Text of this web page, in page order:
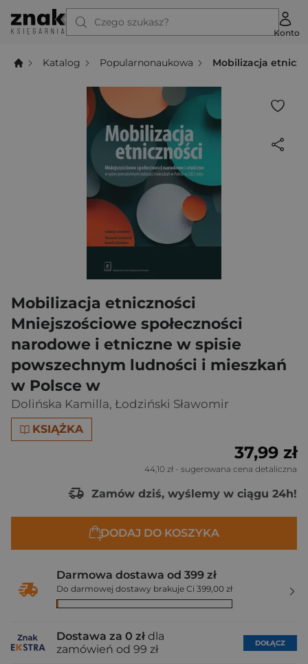
Czego szukasz?
Konto
Katalog Popularnonaukowa Mobilizacja
Mobilizacja etniczności
Mniejszościowe społeczności
narodowe i etniczne w spisie
powszechnym ludności i mieszkań
w Polsce w
Dolińska Kamilla, Łodziński Sławomir
KSIĄŻKA
37,99 zł
44,10 zł - sugerowana cena detaliczna
Zamów dziś, wyślemy w ciągu 24h!
DODAJ DO KOSZYKA
Darmowa dostawa od 399 zł
Do darmowej dostawy brakuje Ci 399,00 zł
Dostawa za 0 zł dla
zamówień od 99 zł
DOŁĄCZ